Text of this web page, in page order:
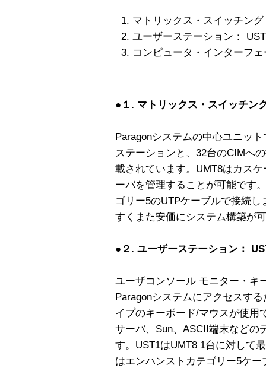
マトリックス・スイッチン
ユーザーステーション：
コンピュータ・インターフ
●１. マトリックス・スイッチン
Paragonシステムの中心ユニッ
ステーションと、32台のCIMへ
載されています。UMT8はカス
ーバを管理することが可能です
ゴリー5のUTPケーブルで接続
すくまた安価にシステム構築が
●２. ユーザーステーション：
ユーザコンソール モニター・キ
Paragonシステムにアクセスす
イプのキーボード/マウスが使用
サーバ、Sun、ASCII端末などの
す。UST1はUMT8 1台に対して
はエンハンストカテゴリー5ケ